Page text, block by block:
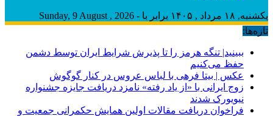
یکشنبه, ۱۸ مرداد , ۱۴۰۵ برابر با - Sunday, 9 August , 2026
تازه‌ها:
ببینید| تنگه هرمز را تا پذیرش شرایط ایران توسط دشمن
حفظ می‌کنیم
عکس | بیتا فرهی با لباس عروس در کنار گوگوش
زوج ایرانی با «از یاد رفته» نامزد دریافت جایزه جشنواره
نیویورک شدند
فراخوان دریافت مقالات اولین همایش حکمرانی جمعیت و